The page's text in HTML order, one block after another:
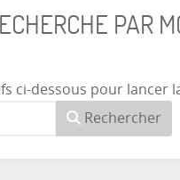
PAR
ci-dessous pour lancer
Rechercher